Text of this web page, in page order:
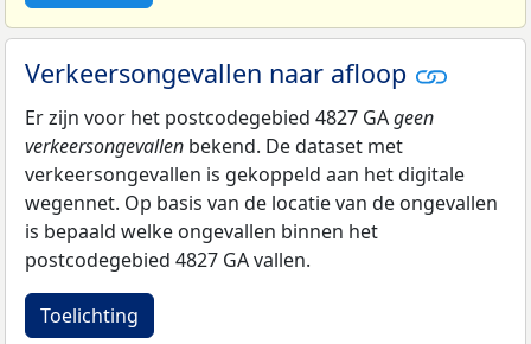
Verkeersongevallen naar afloop
Er zijn voor het postcodegebied 4827 GAgeen
verkeersongevallen bekend. De dataset met
verkeersongevallen is gekoppeld aan het digitale
wegennet. Op basis van de locatie van de ongevallen
is bepaald welke ongevallen binnen het
postcodegebied 4827 GA vallen.
Toelichting